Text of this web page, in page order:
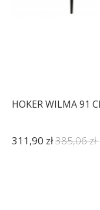
HOKER WILMA 91
311,90 zł385,06 zł